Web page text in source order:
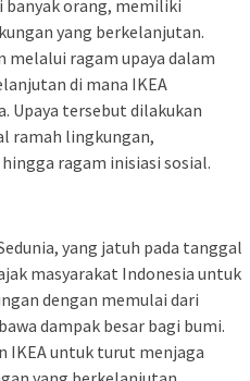
banyak orang, memiliki
yang berkelanjutan.
ragam upaya dalam
di mana IKEA
Upaya tersebut dilakukan
ramah lingkungan,
ragam inisiasi sosial.
yang jatuh pada tanggal
masyarakat Indonesia untuk
dengan memulai dari
dampak besar bagi bumi.
IKEA untuk turut menjaga